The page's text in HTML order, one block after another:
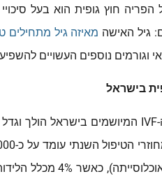
גיל האישה מאיזה גיל מתחילים
וגורמים נוספים העשויים
בישראל